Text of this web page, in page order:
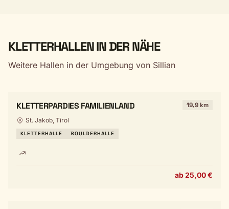
KLETTERHALLEN IN DER NÄHE
Weitere Hallen in der Umgebung von Sillian
KLETTERPARDIES FAMILIENLAND 19,9 km
St. Jakob, Tirol
KLETTERHALLE BOULDERHALLE
ab 25,00 €